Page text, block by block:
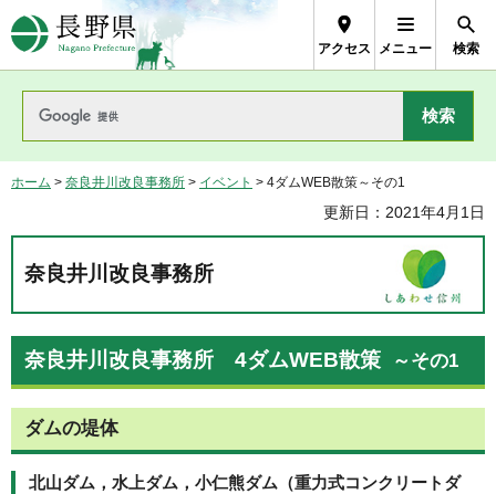
長野県Nagano Prefecture
アクセス メニュー 検索
ホーム > 奈良井川改良事務所 > イベント > 4ダムWEB散策～その1
更新日：2021年4月1日
奈良井川改良事務所
奈良井川改良事務所 4ダムWEB散策 ～その1
ダムの堤体
北山ダム，水上ダム，小仁熊ダム（重力式コンクリートダ